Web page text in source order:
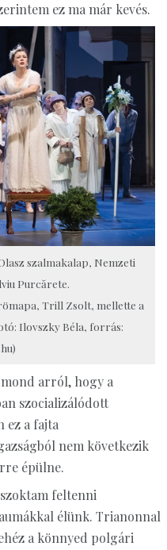
ez ma már kevés.
szalmakalap, Nemzeti
Purcărete.
Trill Zsolt, mellette a
Ilovszky Béla, forrás:
mond arról, hogy a
szocializálódott
ez a fajta
nem következik
épülne.
feltenni
élünk. Trianonnal
a könnyed polgári